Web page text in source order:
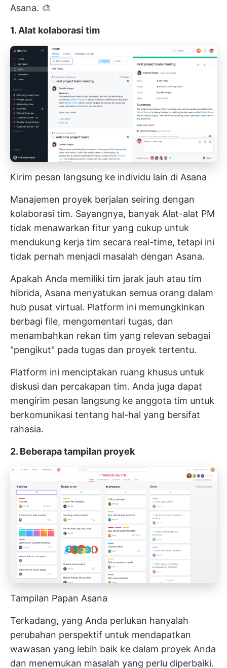
Asana. 🎨
1. Alat kolaborasi tim
Kirim pesan langsung ke individu lain di Asana
Manajemen proyek berjalan seiring dengan
kolaborasi tim. Sayangnya, banyak Alat-alat PM
tidak menawarkan fitur yang cukup untuk
mendukung kerja tim secara real-time, tetapi ini
tidak pernah menjadi masalah dengan Asana.
Apakah Anda memiliki tim jarak jauh atau tim
hibrida, Asana menyatukan semua orang dalam
hub pusat virtual. Platform ini memungkinkan
berbagi file, mengomentari tugas, dan
menambahkan rekan tim yang relevan sebagai
"pengikut" pada tugas dan proyek tertentu.
Platform ini menciptakan ruang khusus untuk
diskusi dan percakapan tim. Anda juga dapat
mengirim pesan langsung ke anggota tim untuk
berkomunikasi tentang hal-hal yang bersifat
rahasia.
2. Beberapa tampilan proyek
Tampilan Papan Asana
Terkadang, yang Anda perlukan hanyalah
perubahan perspektif untuk mendapatkan
wawasan yang lebih baik ke dalam proyek Anda
dan menemukan masalah yang perlu diperbaiki.